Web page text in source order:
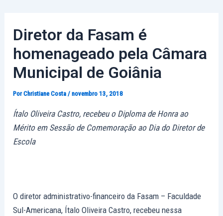
conteúdo
Diretor da Fasam é
homenageado pela Câmara
Municipal de Goiânia
PorChristiane Costa/novembro 13, 2018
Ítalo Oliveira Castro, recebeu o Diploma de Honra ao
Mérito em Sessão de Comemoração ao Dia do Diretor de
Escola
O diretor administrativo-financeiro da Fasam – Faculdade
Sul-Americana, Ítalo Oliveira Castro, recebeu nessa